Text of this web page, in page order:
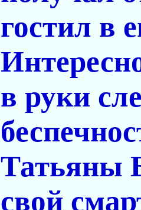
гостил в
в руки
Татьяны
свой